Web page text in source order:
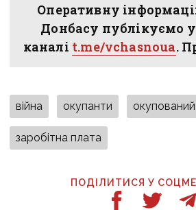
Оперативну
Донбасу публікуємо
каналі t.me/vchasnoua.
війна окупанти
заробітна плата
ПОДІЛИТИСЯ У